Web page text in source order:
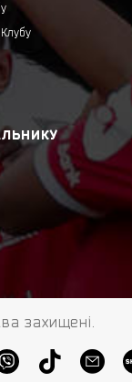
захищені.